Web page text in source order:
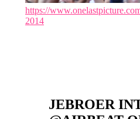
https://
2014
JEBROER